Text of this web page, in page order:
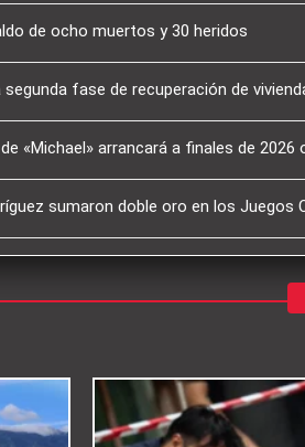
de ocho muertos y 30 heridos
fase de recuperación de
«Michael» arrancará a finales de 2026
sumaron doble oro en los Juegos